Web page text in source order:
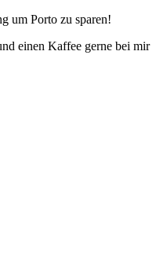
um Porto zu sparen!
einen Kaffee gerne bei mir